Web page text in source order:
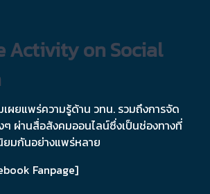
Activity on Social
เผยแพร่ความรู้ด้าน วทน. รวมถึงการจัด
ๆ ผ่านสื่อสังคมออนไลน์ซึ่งเป็นช่องทางที่
ยมกันอย่างแพร่หลาย
Fanpage]